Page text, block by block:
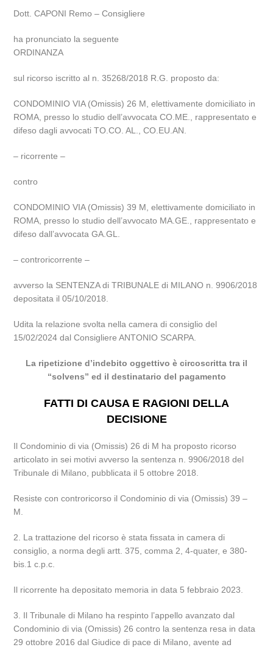
Dott. CAPONI Remo – Consigliere
ha pronunciato la seguente
ORDINANZA
sul ricorso iscritto al n. 35268/2018 R.G. proposto da:
CONDOMINIO VIA (Omissis) 26 M, elettivamente domiciliato in
ROMA, presso lo studio dell’avvocata CO.ME., rappresentato e
difeso dagli avvocati TO.CO. AL., CO.EU.AN.
– ricorrente –
contro
CONDOMINIO VIA (Omissis) 39 M, elettivamente domiciliato in
ROMA, presso lo studio dell’avvocato MA.GE., rappresentato e
difeso dall’avvocata GA.GL.
– controricorrente –
avverso la SENTENZA di TRIBUNALE di MILANO n. 9906/2018
depositata il 05/10/2018.
Udita la relazione svolta nella camera di consiglio del
15/02/2024 dal Consigliere ANTONIO SCARPA.
La ripetizione d’indebito oggettivo è circoscritta tra il
“solvens” ed il destinatario del pagamento
FATTI DI CAUSA E RAGIONI DELLA
DECISIONE
Il Condominio di via (Omissis) 26 di M ha proposto ricorso
articolato in sei motivi avverso la sentenza n. 9906/2018 del
Tribunale di Milano, pubblicata il 5 ottobre 2018.
Resiste con controricorso il Condominio di via (Omissis) 39 –
M.
2. La trattazione del ricorso è stata fissata in camera di
consiglio, a norma degli artt. 375, comma 2, 4-quater, e 380-
bis.1 c.p.c.
Il ricorrente ha depositato memoria in data 5 febbraio 2023.
3. Il Tribunale di Milano ha respinto l’appello avanzato dal
Condominio di via (Omissis) 26 contro la sentenza resa in data
29 ottobre 2016 dal Giudice di pace di Milano, avente ad